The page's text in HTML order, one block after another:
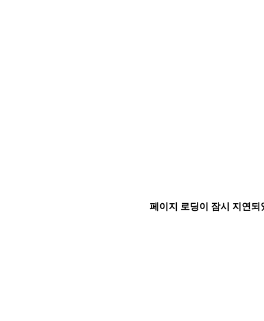
페이지 로딩이 잠시 지연